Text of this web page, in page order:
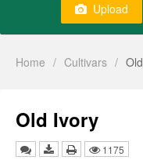
Upload
Home / Cultivars /
Old Ivory
1175